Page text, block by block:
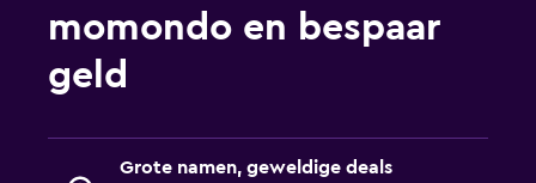
momondo en bespaar
geld
Grote namen, geweldige deals